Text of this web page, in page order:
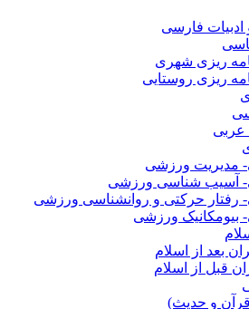
ادبیات فارسی
ریزی شهری
ریزی روستایی
عربی
مدیریت ورزشی
آسیب شناسی ورزشی
رفتار حرکتی و روانشناسی ورزشی
بیومکانیک ورزشی
بعد از اسلام
قبل از اسلام
قرآن و حدیث)